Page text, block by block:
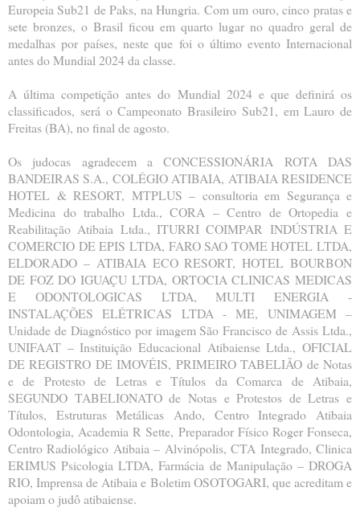
Europeia Sub21 de Paks, na Hungria. Com um ouro, cinco pratas e
sete bronzes, o Brasil ficou em quarto lugar no quadro geral de
medalhas por países, neste que foi o último evento Internacional
antes do Mundial 2024 da classe.
A última competição antes do Mundial 2024 e que definirá os
classificados, será o Campeonato Brasileiro Sub21, em Lauro de
Freitas (BA), no final de agosto.
Os judocas agradecem a CONCESSIONÁRIA ROTA DAS
BANDEIRAS S.A., COLÉGIO ATIBAIA, ATIBAIA RESIDENCE
HOTEL & RESORT, MTPLUS – consultoria em Segurança e
Medicina do trabalho Ltda., CORA – Centro de Ortopedia e
Reabilitação Atibaia Ltda., ITURRI COIMPAR INDÚSTRIA E
COMERCIO DE EPIS LTDA, FARO SAO TOME HOTEL LTDA,
ELDORADO – ATIBAIA ECO RESORT, HOTEL BOURBON
DE FOZ DO IGUAÇU LTDA, ORTOCIA CLINICAS MEDICAS
E ODONTOLOGICAS LTDA, MULTI ENERGIA -
INSTALAÇÕES ELÉTRICAS LTDA - ME, UNIMAGEM –
Unidade de Diagnóstico por imagem São Francisco de Assis Ltda.,
UNIFAAT – Instituição Educacional Atibaiense Ltda., OFICIAL
DE REGISTRO DE IMOVÉIS, PRIMEIRO TABELIÃO de Notas
e de Protesto de Letras e Títulos da Comarca de Atibaia,
SEGUNDO TABELIONATO de Notas e Protestos de Letras e
Títulos, Estruturas Metálicas Ando, Centro Integrado Atibaia
Odontologia, Academia R Sette, Preparador Físico Roger Fonseca,
Centro Radiológico Atibaia – Alvinópolis, CTA Integrado, Clinica
ERIMUS Psicologia LTDA, Farmácia de Manipulação – DROGA
RIO, Imprensa de Atibaia e Boletim OSOTOGARI, que acreditam e
apoiam o judô atibaiense.